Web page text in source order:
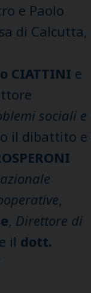
e Paolo
di Calcutta,
CIATTINI e
sociali e
il dibattito e
,
, Direttore di
e il dott.